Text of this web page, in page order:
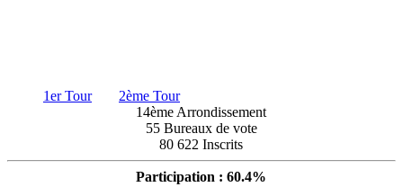
1er Tour
2ème Tour
14ème Arrondissement
55 Bureaux de vote
80 622 Inscrits
Participation : 60.4%